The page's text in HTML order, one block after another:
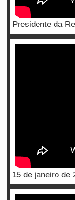
Presidente da
15 de janeiro de